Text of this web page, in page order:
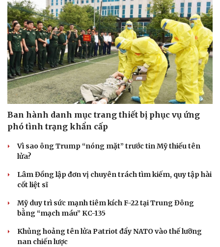
Ban hành danh mục trang thiết bị phục vụ ứng
phó tình trạng khẩn cấp
Vì sao ông Trump “nóng mặt” trước tin Mỹ thiếu tên
lửa?
Lâm Đồng lập đơn vị chuyên trách tìm kiếm, quy tập hài
cốt liệt sĩ
Mỹ duy trì sức mạnh tiêm kích F-22 tại Trung Đông
bằng “mạch máu” KC-135
Khủng hoảng tên lửa Patriot đẩy NATO vào thế lưỡng
nan chiến lược